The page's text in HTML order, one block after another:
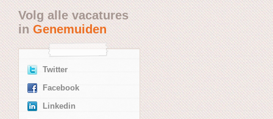
Volg alle vacatures
inGenemuiden
Twitter
Facebook
Linkedin